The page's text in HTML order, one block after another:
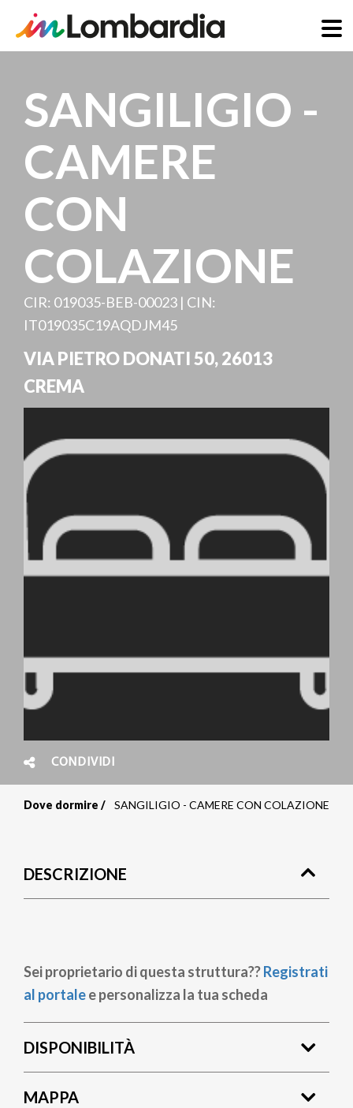
contenuto
principale
SANGILIGIO -
CAMERE
CON
COLAZIONE
CIR: 019035-BEB-00023 | CIN:
IT019035C19AQDJM45
VIA PIETRO DONATI 50,26013
CREMA
CONDIVIDI
pane
Dove dormire SANGILIGIO - CAMERE CON COLAZIONE
DESCRIZIONE
Sei proprietario di questa struttura??Registrati
al portalee personalizza la tua scheda
DISPONIBILITÀ
MAPPA